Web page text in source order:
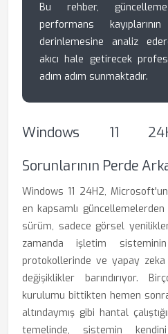
Bu rehber,
performans
derinlemesine analiz
akıcı hale getirecek
adım adım sunmaktadır.
Windows 11
Sorunlarının Perde
Windows 11 24H2,
en kapsamlı
sürüm, sadece görsel
zamanda işletim
protokollerinde ve yapay zeka
değişiklikler barındırıyor.
kurulumu bittikten hemen
altındaymış gibi hantal
temelinde, sistemin